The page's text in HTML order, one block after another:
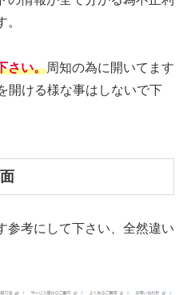
さい。周知の為に開いてます
開ける様な事はしないで下
参考にして下さい、全然違い